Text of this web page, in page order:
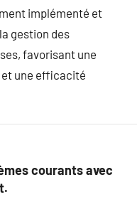
implémenté et
gestion des
favorisant une
une efficacité
courants avec